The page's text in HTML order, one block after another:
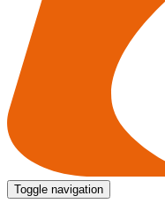
Toggle navigation